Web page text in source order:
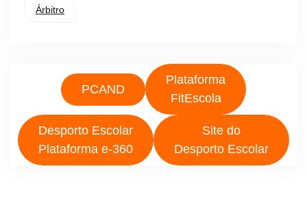
Árbitro
PCAND
Plataforma
FitEscola
Desporto Escolar
Plataforma e-360
Site do
Desporto Escolar